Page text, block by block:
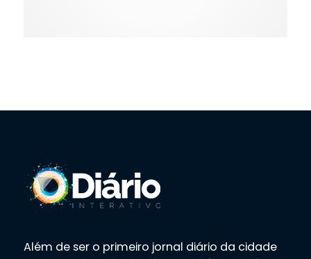
Além de ser o primeiro jornal diário da cidade